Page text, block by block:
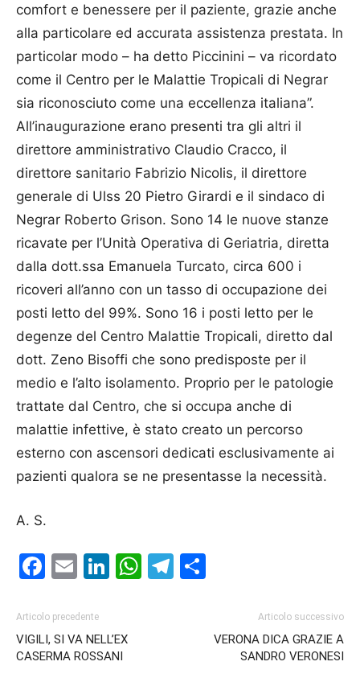
comfort e benessere per il pa­ziente, grazie anche
alla particolare ed accurata assistenza prestata. In
particolar modo – ha detto Picci­nini – va ricordato
co­me il Centro per le Malattie Tropicali di Negrar
sia riconosciuto come una eccellenza italiana”.
All’inau­gu­razione erano presenti tra gli altri il
direttore amministrativo Clau­dio Crac­co, il
direttore sanitario Fabrizio Nicolis, il direttore
generale di Ulss 20 Pietro Girardi e il sindaco di
Negrar Roberto Grison. Sono 14 le nuove stanze
ricavate per l’Unità Operativa di Geriatria, diretta
dalla dott.ssa Emanuela Tur­cato, circa 600 i
ricoveri all’anno con un tasso di occupazione dei
posti letto del 99%. Sono 16 i posti letto per le
degenze del Centro Malattie Tropicali, diretto dal
dott. Zeno Bisoffi che sono predisposte per il
medio e l’alto isolamento. Proprio per le patologie
trattate dal Centro, che si occupa anche di
malattie infettive, è stato creato un percorso
esterno con ascensori dedicati esclusivamente ai
pazienti qualora se ne presentasse la necessità.
A. S.
Facebook
EmailLinkedIn
WhatsApp
Telegram
Articolo precedente
VIGILI, SI VA NELL’EX
CASERMA ROSSANI
Articolo successivo
VERONA DICA GRAZIE A
SANDRO VERONESI